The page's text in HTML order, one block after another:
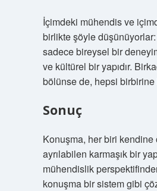
İçimdeki mühendis ve
birlikte şöyle düşünüyorlar:
sadece bireysel bir
ve kültürel bir yapıdır.
bölünse de, hepsi birbirine
Sonuç
Konuşma, her biri
ayrılabilen karmaşık bir
mühendislik
konuşma bir sistem gibi